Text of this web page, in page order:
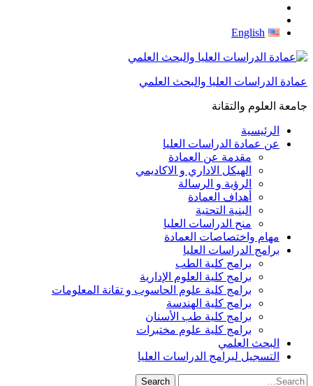
English
عمادة الدراسات العليا والبحث العلمي
جامعة العلوم والتقانة
الرئيسية
عن عمادة الدراسات العليا
مقدمة عن العمادة
الهيكل الاداري و الاكاديمي
الرؤية و الرسالة
أهداف العمادة
البنية التحتية
منح الدراسات العليا
مهام واختصاصات العمادة
برامج الدراسات العليا
برامج كلية الطب
برامج كلية العلوم الإدارية
برامج كلية علوم الحاسوب و تقانة المعلومات
برامج كلية الهندسة
برامج كلية طب الأسنان
برامج كلية علوم مختبرات
البحث العلمي
التسجيل لبرامج الدراسات العليا
Search